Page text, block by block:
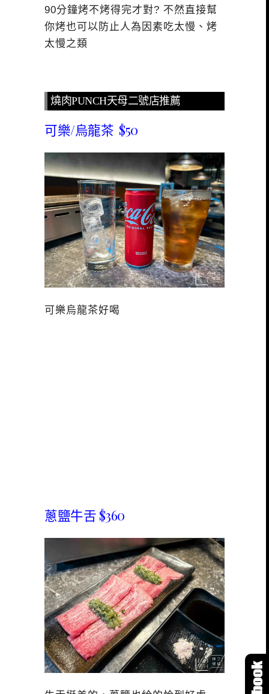
90分鐘烤不烤得完才對? 不然直接幫
你烤也可以防止人為因素吃太慢、烤
太慢之類
燒肉PUNCH天母二號店推薦
可樂/烏龍茶 $50
可樂烏龍茶好喝
蔥鹽牛舌 $360